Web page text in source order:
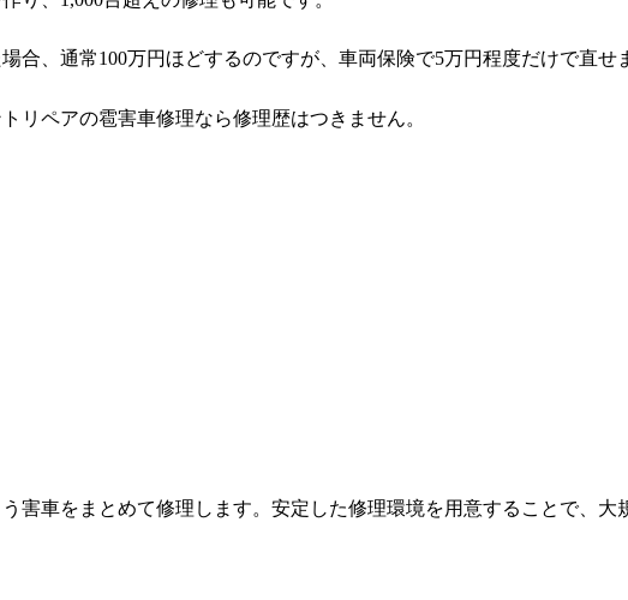
、通常100万円ほどするのですが、車両保険で5万円程度だけで直せ
リペアの雹害車修理なら修理歴はつきません。
害車をまとめて修理します。安定した修理環境を用意することで、